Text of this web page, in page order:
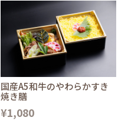
国産A5和牛のやわらかすき
焼き膳
¥1,080